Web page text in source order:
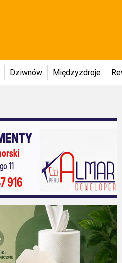
Dziwnów Międzyzdroje